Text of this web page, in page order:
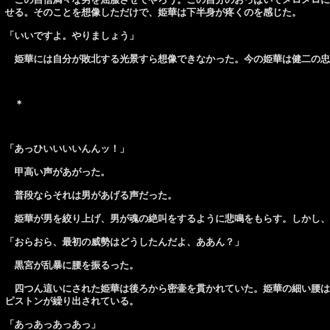
せる。そのことを想像しただけで、姫華は下半身が疼くのを感じた。
「いいですよ。やりましょう」
姫華には自分が敗北する光景すら想像できなかった。今の姫華は健二の
＊
「あっひいいいいんんッ！」
甲高い声があがった。
普段ならそれは男があげる声だった。
姫華が男を絞り上げ、男が魂の絶叫をするように悲鳴をもらす。しかし
「おらおら、最初の威勢はどうしたんだよ、ああん？」
黒宮が乱暴に腰を振るった。
四つん這いにされた姫華は後ろから密壷を貫かれていた。姫華の細い腰
ピストンが繰り出されている。
「あっあっあっあっ」